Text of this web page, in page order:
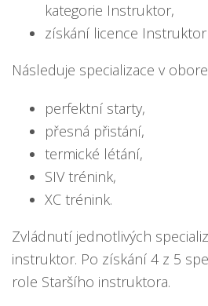
kategorie Instruktor,
získání licence Instruktor
Následuje specializace v
perfektní starty,
přesná přistání,
termické létání,
SIV trénink,
XC trénink.
Zvládnutí jednotlivých
instruktor. Po získání 4 z 5
role Staršího instruktora.